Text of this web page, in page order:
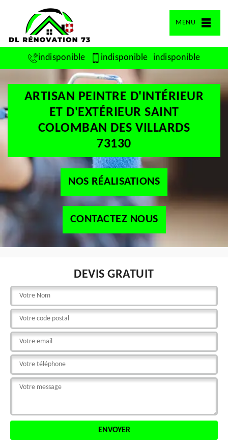
MENU
indisponible indisponible indisponible
ARTISAN PEINTRE D'INTÉRIEUR
ET D'EXTÉRIEUR SAINT
COLOMBAN DES VILLARDS
73130
NOS RÉALISATIONS
CONTACTEZ NOUS
DEVIS GRATUIT